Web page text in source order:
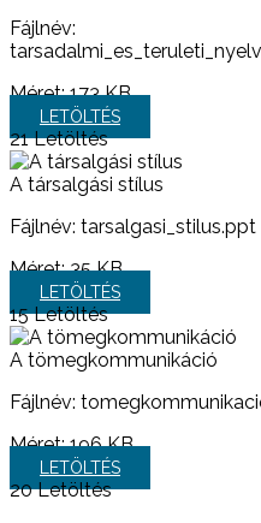
Fájlnév:
Méret:173 KB
LETÖLTÉS
21Letöltés
A társalgási stílus
Fájlnév: tarsalgasi_stilus.ppt
Méret:35 KB
LETÖLTÉS
15Letöltés
A tömegkommunikáció
Fájlnév:
Méret:196 KB
LETÖLTÉS
20Letöltés